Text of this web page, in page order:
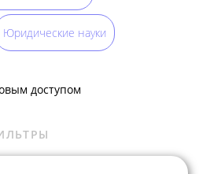
Юридические науки
доступом